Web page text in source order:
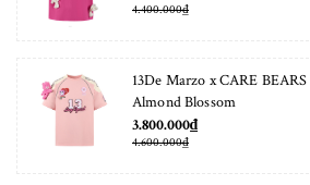
4.400.000₫
13De Marzo x CARE
Almond Blossom
3.800.000₫
4.600.000₫